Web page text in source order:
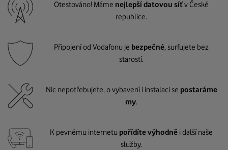
Otestováno! Máme nejlepší datovou síťv České
republice.
Připojení od Vodafonu je bezpečné, surfujete bez
starostí.
Nic nepotřebujete, o vybavení i instalaci se postaráme
my.
K pevnému internetu pořídíte výhodně i další naše
služby.